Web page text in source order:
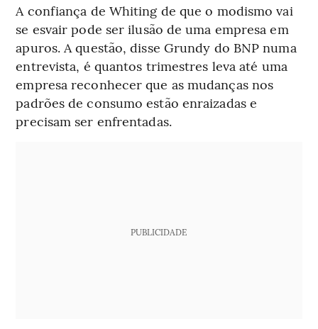
A confiança de Whiting de que o modismo vai
se esvair pode ser ilusão de uma empresa em
apuros. A questão, disse Grundy do BNP numa
entrevista, é quantos trimestres leva até uma
empresa reconhecer que as mudanças nos
padrões de consumo estão enraizadas e
precisam ser enfrentadas.
PUBLICIDADE